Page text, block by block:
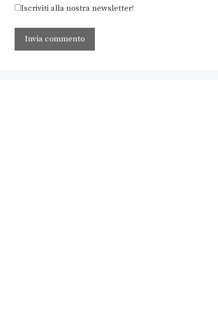
Iscriviti alla nostra newsletter!